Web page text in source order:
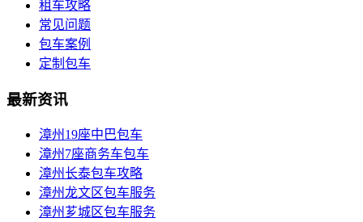
租车攻略
常见问题
包车案例
定制包车
最新资讯
漳州19座中巴包车
漳州7座商务车包车
漳州长泰包车攻略
漳州龙文区包车服务
漳州芗城区包车服务